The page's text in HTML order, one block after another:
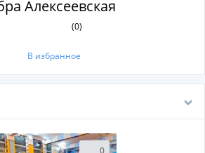
Алексеевская
(0)
В избранное
0